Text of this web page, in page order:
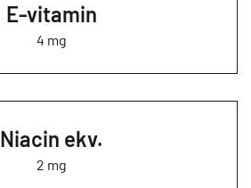
E-vitamin
4 mg
Niacin ekv.
2 mg